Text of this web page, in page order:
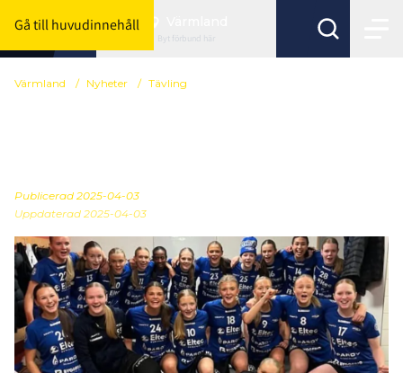
Gå till huvudinnehåll
Byt förbund här
Värmland / Nyheter / Tävling
Publicerad 2025-04-03
Uppdaterad 2025-04-03